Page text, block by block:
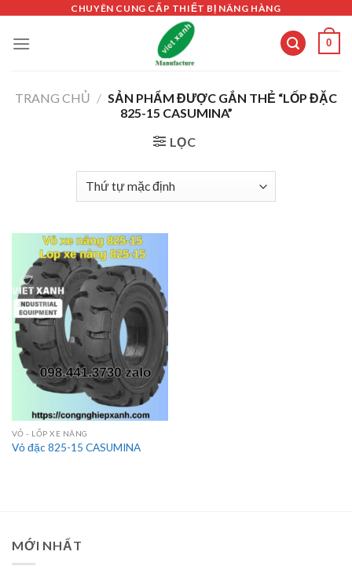
content
CHUYÊN CUNG CẤP THIẾT BỊ NÂNG HÀNG
0
TRANG CHỦ / SẢN PHẨM ĐƯỢC GẮN THẺ “LỐP ĐẶC
825-15 CASUMINA”
LỌC
VỎ - LỐP XE NÂNG
Vỏ đặc 825-15 CASUMINA
MỚI NHẤT